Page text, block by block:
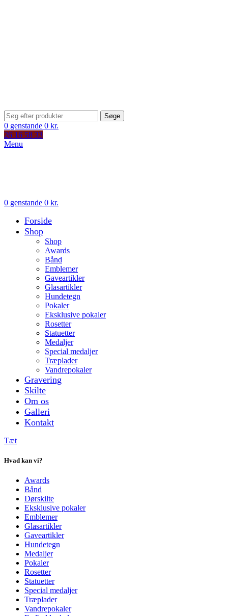
Søge
0 genstande 0 kr.
26 16 58 33
Menu
0 genstande 0 kr.
Forside
Shop
Shop
Awards
Bånd
Emblemer
Gaveartikler
Glasartikler
Hundetegn
Pokaler
Eksklusive pokaler
Rosetter
Statuetter
Medaljer
Special medaljer
Træplader
Vandrepokaler
Gravering
Skilte
Om os
Galleri
Kontakt
Tæt
Hvad kan vi?
Awards
Bånd
Dørskilte
Eksklusive pokaler
Emblemer
Glasartikler
Gaveartikler
Hundetegn
Medaljer
Pokaler
Rosetter
Statuetter
Special medaljer
Træplader
Vandrepokaler